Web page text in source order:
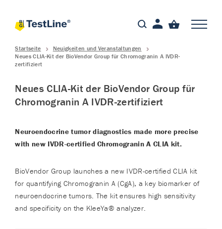
Startseite
Neuigkeiten und Veranstaltungen
Neues CLIA-Kit der BioVendor Group für Chromogranin A IVDR-
zertifiziert
Neues CLIA-Kit der BioVendor Group für
Chromogranin A IVDR-zertifiziert
Neuroendocrine tumor diagnostics made more precise
with new IVDR-certified Chromogranin A CLIA kit.
BioVendor Group launches a new IVDR-certified CLIA kit
for quantifying Chromogranin A (CgA), a key biomarker of
neuroendocrine tumors. The kit ensures high sensitivity
and specificity on the KleeYa® analyzer.